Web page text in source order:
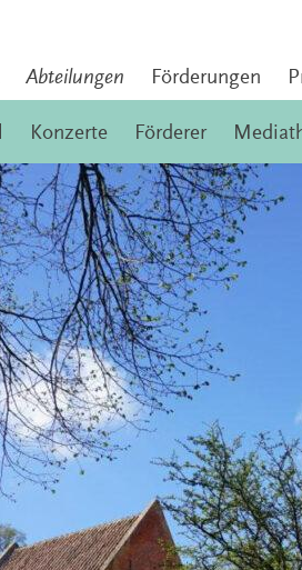
Abteilungen Förderungen
Konzerte Förderer